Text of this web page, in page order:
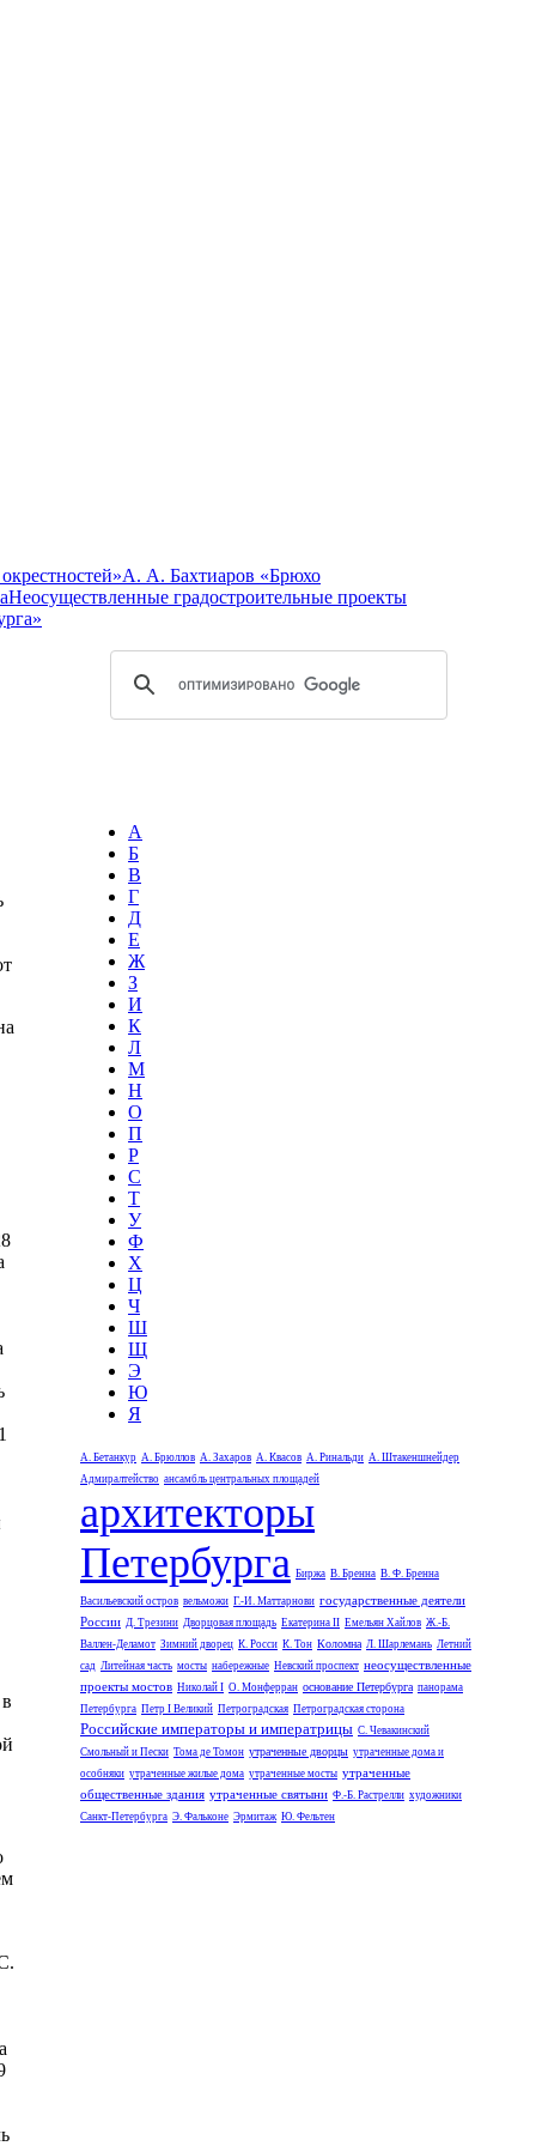
А. А. Бахтиаров «Брюхо
Неосуществленные градостроительные проекты
А
Б
В
Г
Д
Е
Ж
З
И
К
Л
М
Н
О
П
Р
С
Т
У
Ф
Х
Ц
Ч
Ш
Щ
Э
Ю
Я
А. Бетанкур А. Брюллов А. Захаров А. Квасов А. Ринальди А. Штакеншнейдер
Адмиралтейство ансамбль центральных площадей
архитекторы
Петербурга Биржа В. Бренна В. Ф. Бренна
Васильевский остров вельможи Г.-И. Маттарнови государственные деятели
России Д. Трезини Дворцовая площадь Екатерина II Емельян Хайлов Ж.-Б.
Валлен-Деламот Зимний дворец К. Росси К. Тон Коломна Л. Шарлемань Летний
сад Литейная часть мосты набережные Невский проспект неосуществленные
проекты мостов Николай I О. Монферран основание Петербурга панорама
Петербурга Петр I Великий Петроградская Петроградская сторона
Российские императоры и императрицы С. Чевакинский
Смольный и Пески Тома де Томон утраченные дворцы утраченные дома и
особняки утраченные жилые дома утраченные мосты утраченные
общественные здания утраченные святыни Ф.-Б. Растрелли художники
Санкт-Петербурга Э. Фальконе Эрмитаж Ю. Фельтен